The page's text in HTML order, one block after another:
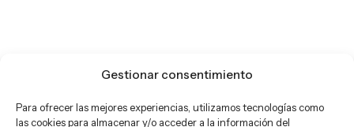
Gestionar consentimiento
Para ofrecer las mejores experiencias, utilizamos tecnologías como
las cookies para almacenar y/o acceder a la información del